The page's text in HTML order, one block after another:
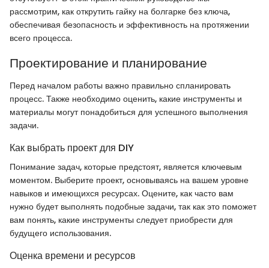
рассмотрим, как открутить гайку на болгарке без ключа,
обеспечивая безопасность и эффективность на протяжении
всего процесса.
Проектирование и планирование
Перед началом работы важно правильно спланировать
процесс. Также необходимо оценить, какие инструменты и
материалы могут понадобиться для успешного выполнения
задачи.
Как выбрать проект для DIY
Понимание задач, которые предстоят, является ключевым
моментом. Выберите проект, основываясь на вашем уровне
навыков и имеющихся ресурсах. Оцените, как часто вам
нужно будет выполнять подобные задачи, так как это поможет
вам понять, какие инструменты следует приобрести для
будущего использования.
Оценка времени и ресурсов